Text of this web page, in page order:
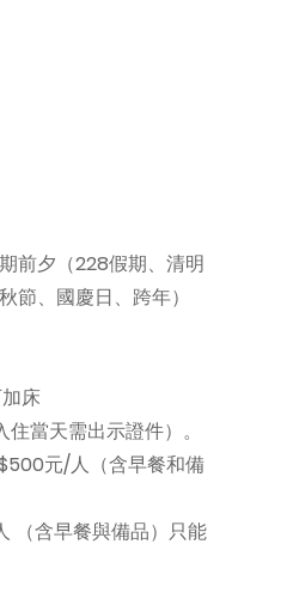
前夕（228假期、清明
節、國慶日、跨年）
床
當天需出示證件）。
元/人（含早餐和備
（含早餐與備品）只能